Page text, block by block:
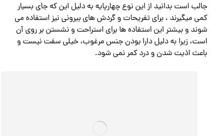
جالب است بدانید از این نوع چهارپایه به دلیل این که جای بسیار
کمی میگیرند ، برای تفریحات و گردش های بیرونی نیز استفاده می
شوند و بیشتر این استفاده ها برای استراحت و نشستن بر روی آن
است، زیرا به دلیل دارا بودن جنس مرغوب، خیلی سفت نیست و
باعث اذیت شدن و درد کمر نمی شود.